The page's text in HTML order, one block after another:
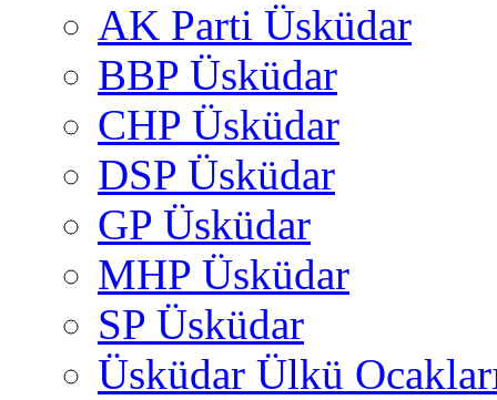
AK Parti Üsküdar
BBP Üsküdar
CHP Üsküdar
DSP Üsküdar
GP Üsküdar
MHP Üsküdar
SP Üsküdar
Üsküdar Ülkü